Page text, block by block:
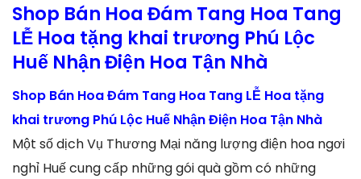
Shop Bán Hoa Đám Tang Hoa Tang
LỄ Hoa tặng khai trương Phú Lộc
Huế Nhận Điện Hoa Tận Nhà
Shop Bán Hoa Đám Tang Hoa Tang LỄ Hoa tặng
khai trương Phú Lộc Huế Nhận Điện Hoa Tận Nhà
Một số dịch Vụ Thương Mại năng lượng điện hoa ngơi
nghỉ Huế cung cấp những gói quà gồm có những